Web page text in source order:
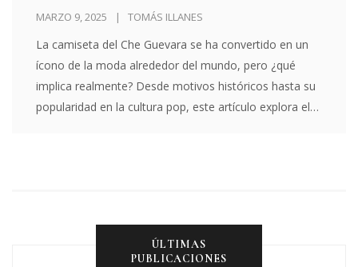
MARZO 9, 2025 TOMÁS ILLANES
La camiseta del Che Guevara se ha convertido en un
ícono de la moda alrededor del mundo, pero ¿qué
implica realmente? Desde motivos históricos hasta su
popularidad en la cultura pop, este artículo explora el
ÚLTIMAS
PUBLICACIONES